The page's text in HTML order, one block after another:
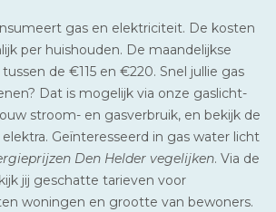
gas en elektriciteit. De kosten
per huishouden. De maandelijkse
de €115 en €220. Snel jullie gas
Dat is mogelijk via onze gaslicht-
stroom- en gasverbruik, en bekijk de
Geïnteresseerd in gas water licht
Den Helder vegelijken. Via de
jij geschatte tarieven voor
woningen en grootte van bewoners.